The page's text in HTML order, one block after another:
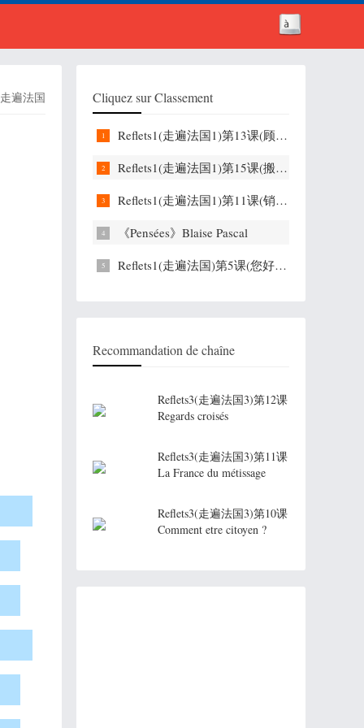
走遍法国 Cliquez sur Classement
Reflets1(走遍法国1)第13课(顾客是上帝) Le client est roi !
Reflets1(走遍法国1)第15课(搬家) On déménage
Reflets1(走遍法国1)第11课(销售培训) Le stage de vente
《Pensées》Blaise Pascal
Reflets1(走遍法国)第5课(您好问卷调查) C’est pour une enquête
Recommandation de chaîne
Reflets3(走遍法国3)第12课
Regards croisés
Reflets3(走遍法国3)第11课
La France du métissage
Reflets3(走遍法国3)第10课
Comment etre citoyen ?